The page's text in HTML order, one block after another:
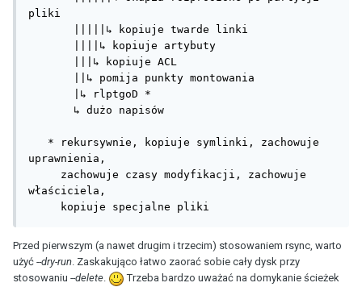
pliki
uprawnienia,
właściciela,
     kopiuje specjalne pliki
Przed pierwszym (a nawet drugim i trzecim) stosowaniem rsync, warto
użyć --dry-run . Zaskakująco łatwo zaorać sobie cały dysk przy
stosowaniu --delete
Trzeba bardzo uważać na domykanie ścieżek